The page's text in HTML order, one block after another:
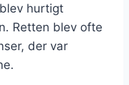
hurtigt
Retten blev ofte
der var